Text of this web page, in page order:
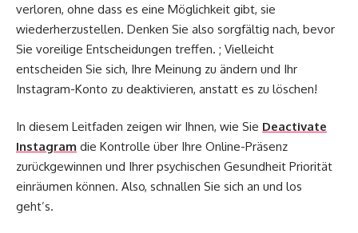
verloren, ohne dass es eine Möglichkeit gibt, sie
wiederherzustellen. Denken Sie also sorgfältig nach, bevor
Sie voreilige Entscheidungen treffen. ; Vielleicht
entscheiden Sie sich, Ihre Meinung zu ändern und Ihr
Instagram-Konto zu deaktivieren, anstatt es zu löschen!
In diesem Leitfaden zeigen wir Ihnen, wie Sie Deactivate
Instagram die Kontrolle über Ihre Online-Präsenz
zurückgewinnen und Ihrer psychischen Gesundheit Priorität
einräumen können. Also, schnallen Sie sich an und los
geht’s.